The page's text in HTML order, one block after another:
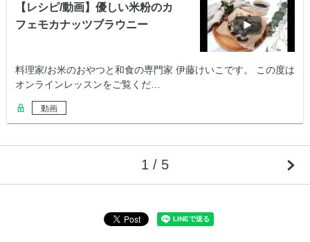
【レシピ/動画】優しい米粉のカ
フェモカナッツブラウニー
料理家/お米のおやつと和食の専門家 伊藤けいこです。 この度は
オンラインレッスンをご覧くだ…
動画
1 / 5